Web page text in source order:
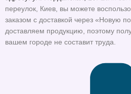
переулок, Киев, вы можете
заказом с доставкой через «Новую
доставляем продукцию, поэтому
вашем городе не составит труда.